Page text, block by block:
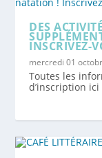
DES
INSCRIVEZ-
mercredi 01
Toutes les
d’inscription ici